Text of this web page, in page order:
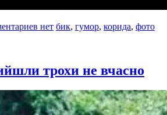
нет бик, гумор, корида, фото
трохи не вчасно